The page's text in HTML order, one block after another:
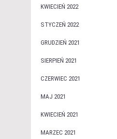
KWIECIEŃ 2022
STYCZEŃ 2022
GRUDZIEŃ 2021
SIERPIEŃ 2021
CZERWIEC 2021
MAJ 2021
KWIECIEŃ 2021
MARZEC 2021